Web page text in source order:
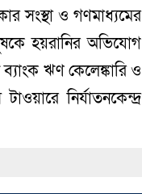
সংস্থা ও গণমাধ্যমের
হয়রানির অভিযোগ
ঋণ কেলেঙ্কারি ও
নির্যাতনকেন্দ্র